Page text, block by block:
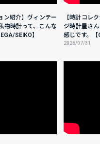
ン紹介】ヴィンテー
物時計って、こんな
SEIKO】
【時計コレ
ジ時計屋さ
感じです。【
2026/07/31